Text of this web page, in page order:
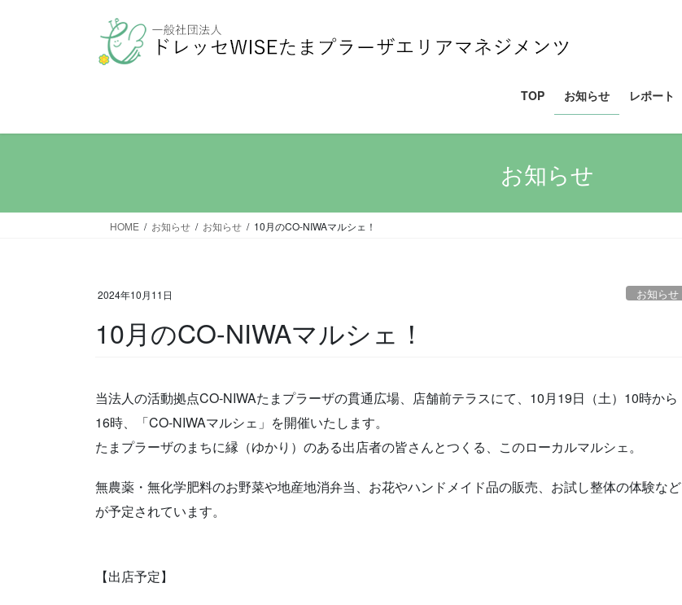
TOP お知らせ レポート
お知らせ
HOME お知らせ お知らせ 10月のCO-NIWAマルシェ！
2024年10月11日 お知らせ
10月のCO-NIWAマルシェ！
当法人の活動拠点CO-NIWAたまプラーザの貫通広場、店舗前テラスにて、10月19日（土）10時から
16時、「CO-NIWAマルシェ」を開催いたします。
たまプラーザのまちに縁（ゆかり）のある出店者の皆さんとつくる、このローカルマルシェ。
無農薬・無化学肥料のお野菜や地産地消弁当、お花やハンドメイド品の販売、お試し整体の体験など
が予定されています。
【出店予定】